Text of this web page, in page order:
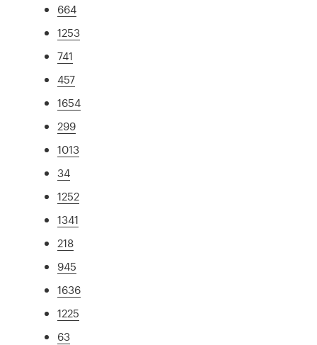
664
1253
741
457
1654
299
1013
34
1252
1341
218
945
1636
1225
63